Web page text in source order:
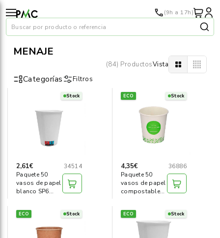
Material oficina
Tinta y tóner
Informática
(9h a 17h)
Buscar por producto o referencia
MENAJE
Categorías Filtros
(84) ProductosVista
Stock
2,61€
34514
Paquete 50
vasos de papel
blanco SP6
ECO Stock
4,35€
36886
Paquete 50
vasos de papel
compostable
ECO Stock ECO Stock